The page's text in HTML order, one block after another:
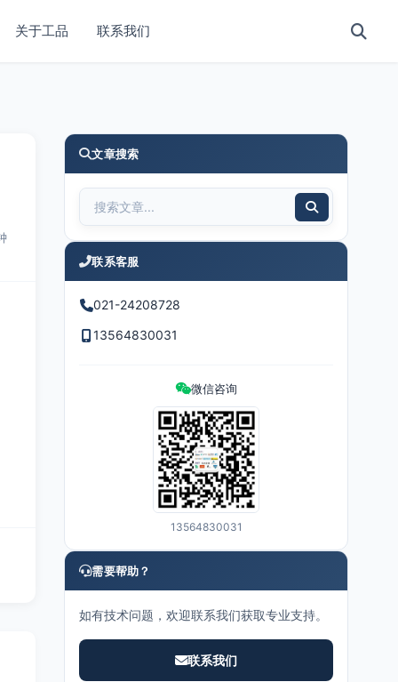
关于工品 联系我们
文章搜索
联系客服
021-24208728
13564830031
微信咨询
13564830031
需要帮助？
如有技术问题，欢迎联系我们获取专业支持。
联系我们